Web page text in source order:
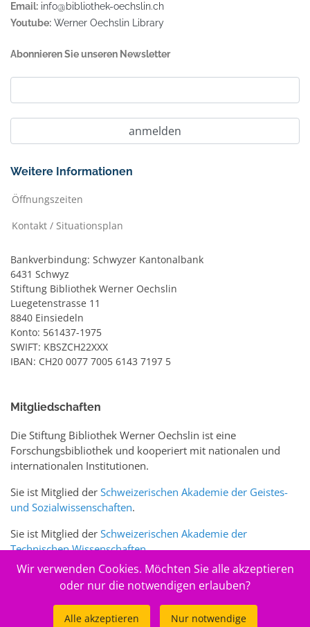
Email: info@bibliothek-oechslin.ch
Youtube: Werner Oechslin Library
Abonnieren Sie unseren Newsletter
Weitere Informationen
Öffnungszeiten
Kontakt / Situationsplan
Bankverbindung: Schwyzer Kantonalbank
6431 Schwyz
Stiftung Bibliothek Werner Oechslin
Luegetenstrasse 11
8840 Einsiedeln
Konto: 561437-1975
SWIFT: KBSZCH22XXX
IBAN: CH20 0077 7005 6143 7197 5
Mitgliedschaften
Die Stiftung Bibliothek Werner Oechslin ist eine
Forschungsbibliothek und kooperiert mit nationalen und
internationalen Institutionen.
Sie ist Mitglied der Schweizerischen Akademie der Geistes-
und Sozialwissenschaften.
Sie ist Mitglied der Schweizerischen Akademie der
Technischen Wissenschaften.
Sie ist zudem Mitglied des Schweizer Portalswww.sciences-
Wir verwenden Cookies. Möchten Sie alle akzeptieren
oder nur die notwendigen erlauben?
Alle akzeptieren Nur notwendige